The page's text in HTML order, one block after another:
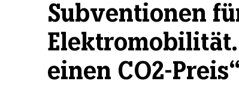
Subventionen
einen CO2-Preis“